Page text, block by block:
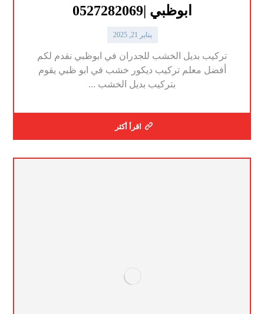
ابوظبي |0527282069
يناير 21, 2025
تركيب بديل الخشب للجدران في ابوظبي نقدم لكم
أفضل معلم تركيب ديكور خشب في ابو ظبي يقوم
بتركيب بديل الخشب ...
اقرأ أكثر